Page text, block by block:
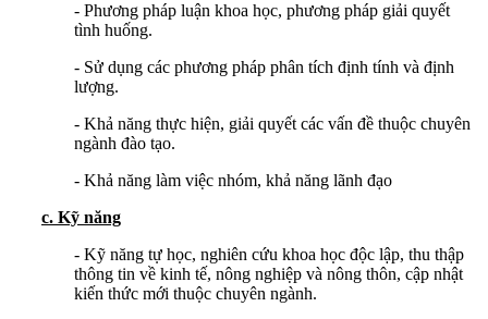
- Phương pháp luận khoa học, phương pháp giải quyết
tình huống.
- Sử dụng các phương pháp phân tích định tính và định
lượng.
- Khả năng thực hiện, giải quyết các vấn đề thuộc chuyên
ngành đào tạo.
- Khả năng làm việc nhóm, khả năng lãnh đạo
c. Kỹ năng
- Kỹ năng tự học, nghiên cứu khoa học độc lập, thu thập
thông tin về kinh tế, nông nghiệp và nông thôn, cập nhật
kiến thức mới thuộc chuyên ngành.